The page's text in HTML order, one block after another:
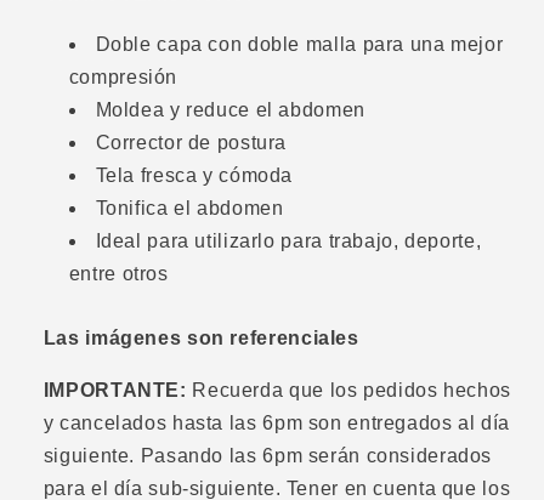
Doble capa con doble malla para una mejor
compresión
Moldea y reduce el abdomen
Corrector de postura
Tela fresca y cómoda
Tonifica el abdomen
Ideal para utilizarlo para trabajo, deporte,
entre otros
Las imágenes son referenciales
IMPORTANTE: Recuerda que los pedidos hechos
y cancelados hasta las 6pm son entregados al día
siguiente. Pasando las 6pm serán considerados
para el día sub-siguiente. Tener en cuenta que los